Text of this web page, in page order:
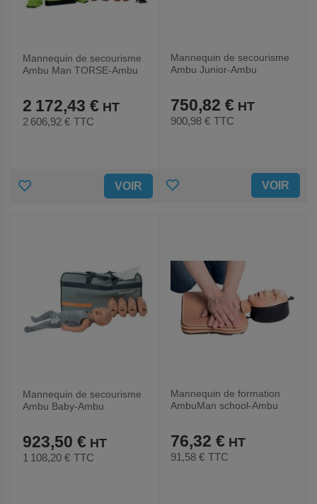
Mannequin de secourisme
Ambu Man TORSE-Ambu
2 172,43 €
2 606,92 € TTC
AJOUTER VOIR
Mannequin de secourisme
Ambu Junior-Ambu
750,82 €
900,98 € TTC
AJOUTER VOIR
Mannequin de secourisme
Ambu Baby-Ambu
923,50 €
1 108,20 € TTC
Mannequin de formation
AmbuMan school-Ambu
76,32 €
91,58 € TTC